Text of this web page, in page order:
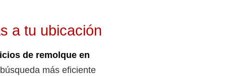
a tu ubicación
de remolque en
más eficiente